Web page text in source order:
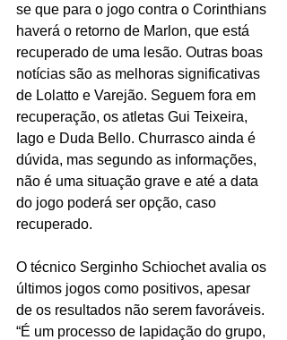
se que para o jogo contra o Corinthians
haverá o retorno de Marlon, que está
recuperado de uma lesão. Outras boas
notícias são as melhoras significativas
de Lolatto e Varejão. Seguem fora em
recuperação, os atletas Gui Teixeira,
Iago e Duda Bello. Churrasco ainda é
dúvida, mas segundo as informações,
não é uma situação grave e até a data
do jogo poderá ser opção, caso
recuperado.
O técnico Serginho Schiochet avalia os
últimos jogos como positivos, apesar
de os resultados não serem favoráveis.
“É um processo de lapidação do grupo,